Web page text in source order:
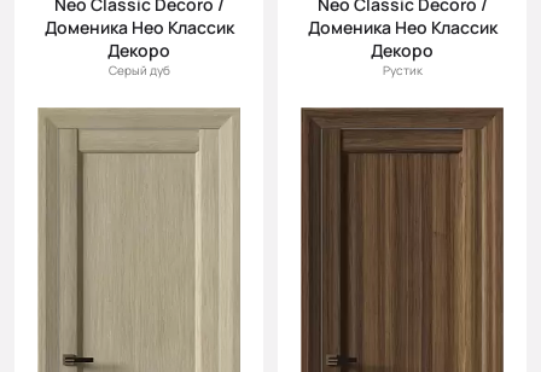
Доменика Нео Классик
Декоро
Серый дуб
Доменика Нео Классик
Декоро
Рустик